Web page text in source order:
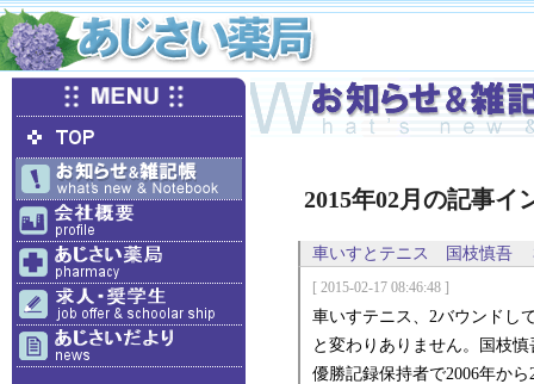
2015年02月の記事イ
車いすとテニス 国枝慎吾
[ 2015-02-17 08:46:48 ]
車いすテニス、2バウンドし
と変わりありません。国枝
優勝記録保持者で2006年か